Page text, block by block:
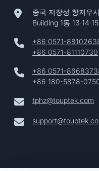
중국 저장성 항저우
Building 1동
+86 0571-
+86 0571-81110730
+86 0571-
+86 180-5878-
tphz@touptek.com